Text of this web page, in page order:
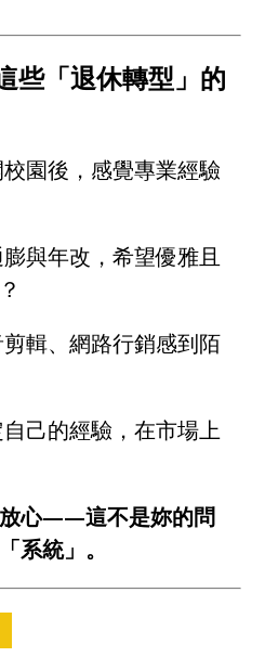
些「退休轉型」的
園後，感覺專業經驗
與年改，希望優雅且
輯、網路行銷感到陌
己的經驗，在市場上
心——這不是妳的問
系統」。